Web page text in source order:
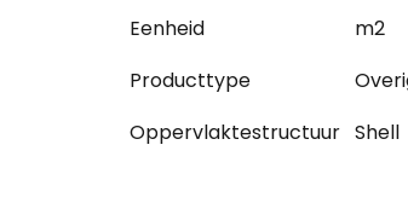
Eenheid
m2
Producttype
Oppervlaktestructuur Shell